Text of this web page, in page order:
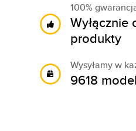
100%
Wyłącznie
produkty
Wysyłamy w
9618